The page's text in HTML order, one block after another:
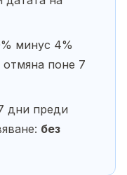
минус 4%
отмяна поне 7
дни преди
без